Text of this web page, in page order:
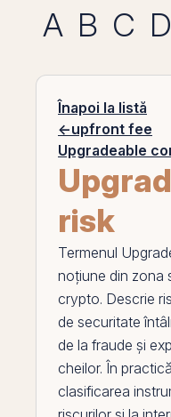
A B C D
Înapoi la listă
←upfront fee
Upgradeable
risk
Termenul
noțiune din zona
crypto. Descrie
de securitate
de la fraude și
cheilor. În
clasificarea